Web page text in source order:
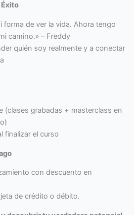
forma de ver la vida. Ahora tengo
camino.» – Freddy
quién soy realmente y a conectar
(clases grabadas + masterclass en
finalizar el curso
con descuento en
de crédito o débito.